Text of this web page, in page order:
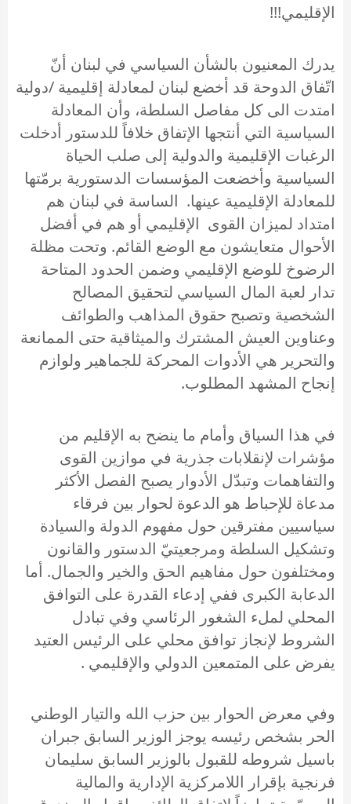
الإقليمي!!!
يدرك المعنيون بالشأن السياسي في لبنان أنّ
اتّفاق الدوحة قد أخضع لبنان لمعادلة إقليمية /دولية
امتدت الى كل مفاصل السلطة، وأن المعادلة
السياسية التي أنتجها الإتفاق خلافاً للدستور أدخلت
الرغبات الإقليمية والدولية إلى صلب الحياة
السياسية وأخضعت المؤسسات الدستورية برمّتها
للمعادلة الإقليمية عينها. الساسة في لبنان هم
امتداد لميزان القوى الإقليمي أو هم في أفضل
الأحوال متعايشون مع الوضع القائم. وتحت مظلة
الرضوخ للوضع الإقليمي وضمن الحدود المتاحة
تدار لعبة المال السياسي لتحقيق المصالح
الشخصية وتصبح حقوق المذاهب والطوائف
وعناوين العيش المشترك والميثاقية حتى الممانعة
والتحرير هي الأدوات المحركة للجماهير ولوازم
إنجاح المشهد المطلوب.
في هذا السياق وأمام ما ينضح به الإقليم من
مؤشرات لإنقلابات جذرية في موازين القوى
والتفاهمات وتبدّل الأدوار يصبح الفصل الأكثر
مدعاة للإحباط هو الدعوة لحوار بين فرقاء
سياسيين مفترقين حول مفهوم الدولة والسيادة
وتشكيل السلطة ومرجعيتيّ الدستور والقانون
ومختلفون حول مفاهيم الحق والخير والجمال. أما
الدعابة الكبرى ففي إدعاء القدرة على التوافق
المحلي لملء الشغور الرئاسي وفي تبادل
الشروط لإنجاز توافق محلي على الرئيس العتيد
يفرض على المتمعين الدولي والإقليمي .
وفي معرض الحوار بين حزب الله والتيار الوطني
الحر بشخص رئيسه يوجز الوزير السابق جبران
باسيل شروطه للقبول بالوزير السابق سليمان
فرنجية بإقرار اللامركزية الإدارية والمالية